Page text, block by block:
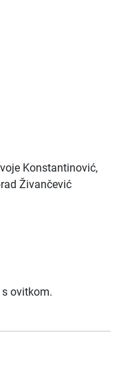
Konstantinović,
Živančević
ovitkom.